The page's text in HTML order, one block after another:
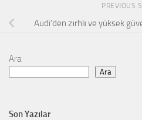
PREVIOUS
Audi’den zırhlı ve yüksek
Ara
Ara
Son Yazılar